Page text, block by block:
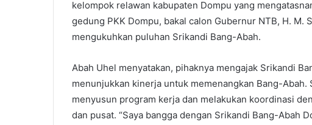
kelompok relawan kabupaten Dompu yang
gedung PKK Dompu, bakal calon Gubernur NTB, H. M.
mengukuhkan puluhan Srikandi Bang-Abah.
Abah Uhel menyatakan, pihaknya mengajak Srikandi
menunjukkan kinerja untuk memenangkan Bang-
menyusun program kerja dan melakukan koordinasi
dan pusat. “Saya bangga dengan Srikandi Bang-Abah